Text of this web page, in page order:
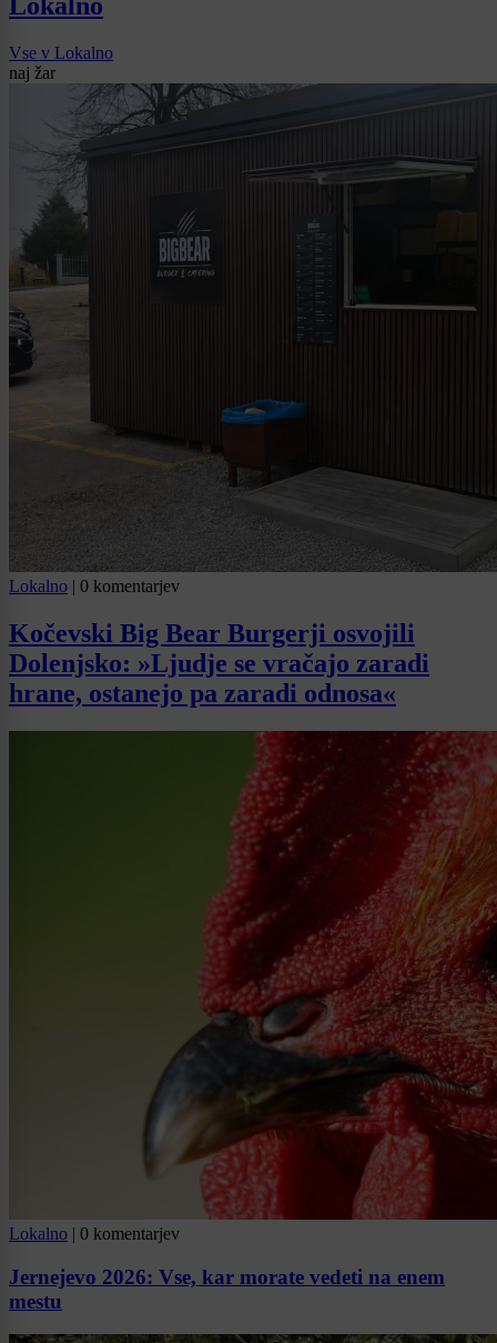
Vse v Lokalno
naj žar
Lokalno | 0 komentarjev
Kočevski Big Bear Burgerji osvojili
Dolenjsko: »Ljudje se vračajo zaradi
hrane, ostanejo pa zaradi odnosa«
Lokalno | 0 komentarjev
Jernejevo 2026: Vse, kar morate vedeti na enem
mestu